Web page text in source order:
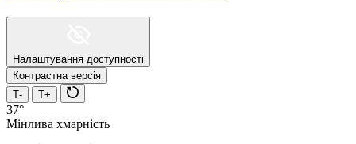
Налаштування доступності
Контрастна версія
Т-
Т+
37°
Мінлива хмарність